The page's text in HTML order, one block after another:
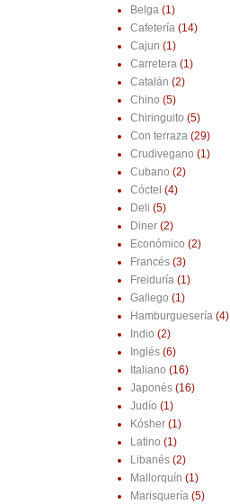
Belga (1)
Cafetería (14)
Cajun (1)
Carretera (1)
Catalán (2)
Chino (5)
Chiringuito (5)
Con terraza (29)
Crudivegano (1)
Cubano (2)
Cóctel (4)
Deli (5)
Diner (2)
Económico (2)
Francés (3)
Freiduría (1)
Gallego (1)
Hamburguesería (4)
Indio (2)
Inglés (6)
Italiano (16)
Japonés (16)
Judío (1)
Kósher (1)
Latino (1)
Libanés (2)
Mallorquín (1)
Marisquería (5)